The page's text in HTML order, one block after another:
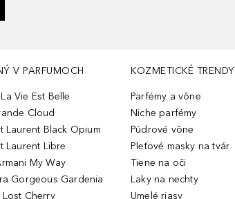
V PARFUMOCH
Vie Est Belle
Cloud
Laurent Black Opium
Laurent Libre
My Way
Gorgeous Gardenia
Lost Cherry
KOZMETICKÉ TRENDY
Parfémy a vône
Niche parfémy
Púdrové vône
Pleťové masky na tvár
Tiene na oči
Laky na nechty
Umelé riasy